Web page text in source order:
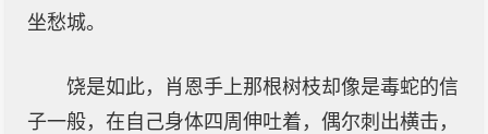
坐愁城。
饶是如此，肖恩手上那根树枝却像是毒蛇的信
子一般，在自己身体四周伸吐着，偶尔刺出横击，